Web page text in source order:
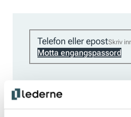
Telefon eller epost
Motta engangspassord